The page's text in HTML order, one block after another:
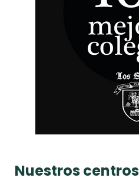
Nuestros centros